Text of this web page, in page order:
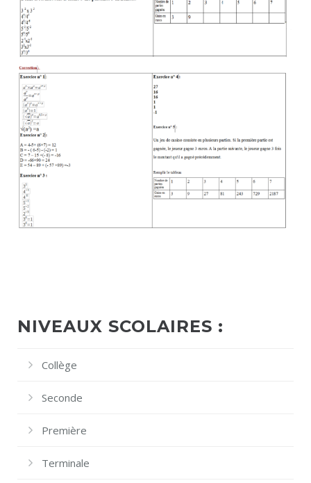
NIVEAUX SCOLAIRES :
Collège
Seconde
Première
Terminale